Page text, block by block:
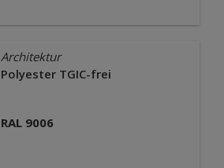
Architektur
Polyester TGIC-frei
RAL 9006